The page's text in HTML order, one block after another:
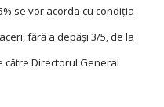
se vor acorda cu condiția
fără a depăși 3/5, de la
către Directorul General